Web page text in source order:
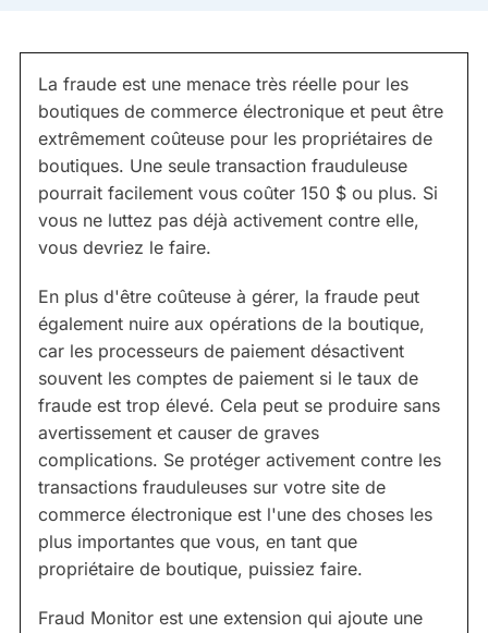
La fraude est une menace très réelle pour les
boutiques de commerce électronique et peut être
extrêmement coûteuse pour les propriétaires de
boutiques. Une seule transaction frauduleuse
pourrait facilement vous coûter 150 $ ou plus. Si
vous ne luttez pas déjà activement contre elle,
vous devriez le faire.
En plus d'être coûteuse à gérer, la fraude peut
également nuire aux opérations de la boutique,
car les processeurs de paiement désactivent
souvent les comptes de paiement si le taux de
fraude est trop élevé. Cela peut se produire sans
avertissement et causer de graves
complications. Se protéger activement contre les
transactions frauduleuses sur votre site de
commerce électronique est l'une des choses les
plus importantes que vous, en tant que
propriétaire de boutique, puissiez faire.
Fraud Monitor est une extension qui ajoute une